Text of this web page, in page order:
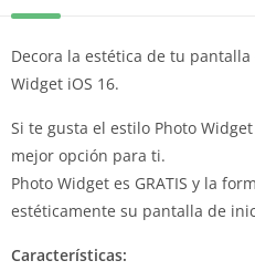
Decora la estética de tu
Widget iOS 16.
Si te gusta el estilo Photo
mejor opción para ti.
Photo Widget es GRATIS y la
estéticamente su pantalla de
Características: